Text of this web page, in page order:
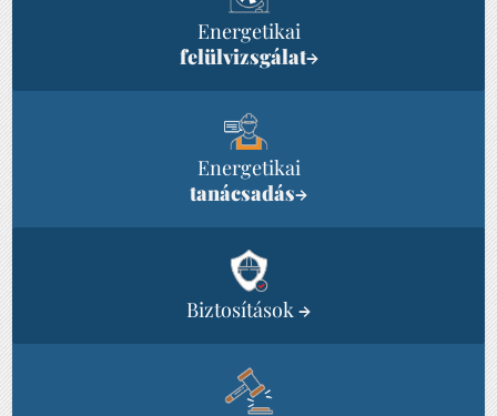
Energetikai
felülvizsgálat→
Energetikai
tanácsadás→
Biztosítások→